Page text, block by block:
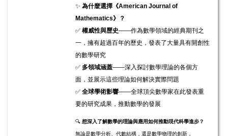
✨ 為什麼選擇《American Journal of
Mathematics》？
✅ 權威性與歷史——作為數學領域的經典期刊之
一，擁有超過百年的歷史，發表了大量具有開創性
的數學研究
✅ 多領域涵蓋——深入探討數學理論的各個方
面，並展示這些理論如何解決實際問題
✅ 全球學術影響——全球頂尖數學家在此發表重
要的研究成果，推動數學的發展
🔍 想深入了解數學的理論與應用如何推動現代科學進步？
無論是數學分析、代數結構，還是數學物理的創新，